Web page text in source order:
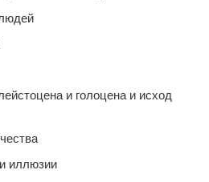
и голоцена и исход
иллюзии